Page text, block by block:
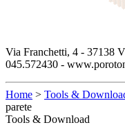
Via Franchetti, 4 - 37138
045.572430 -
Home > Tools &
parete
Tools & Download